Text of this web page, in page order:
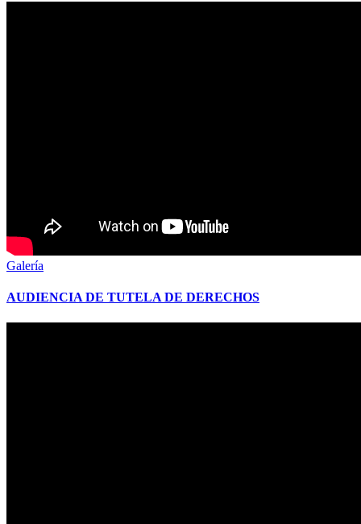
Galería
AUDIENCIA DE TUTELA DE DERECHOS